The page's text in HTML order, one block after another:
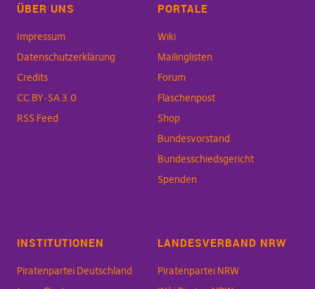
ÜBER UNS
Impressum
Datenschutzerklärung
Credits
CC BY-SA 3.0
RSS Feed
PORTALE
Wiki
Mailinglisten
Forum
Flaschenpost
Shop
Bundesvorstand
Bundesschiedsgericht
Spenden
INSTITUTIONEN
Piratenpartei Deutschland
LANDESVERBAND NRW
Piratenpartei NRW